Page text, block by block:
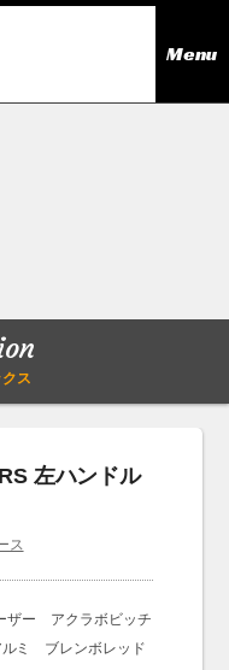
Menu
Company outline
ス
左ハンドル
ス
ザー アクラボビッチ
ルミ ブレンボレッド